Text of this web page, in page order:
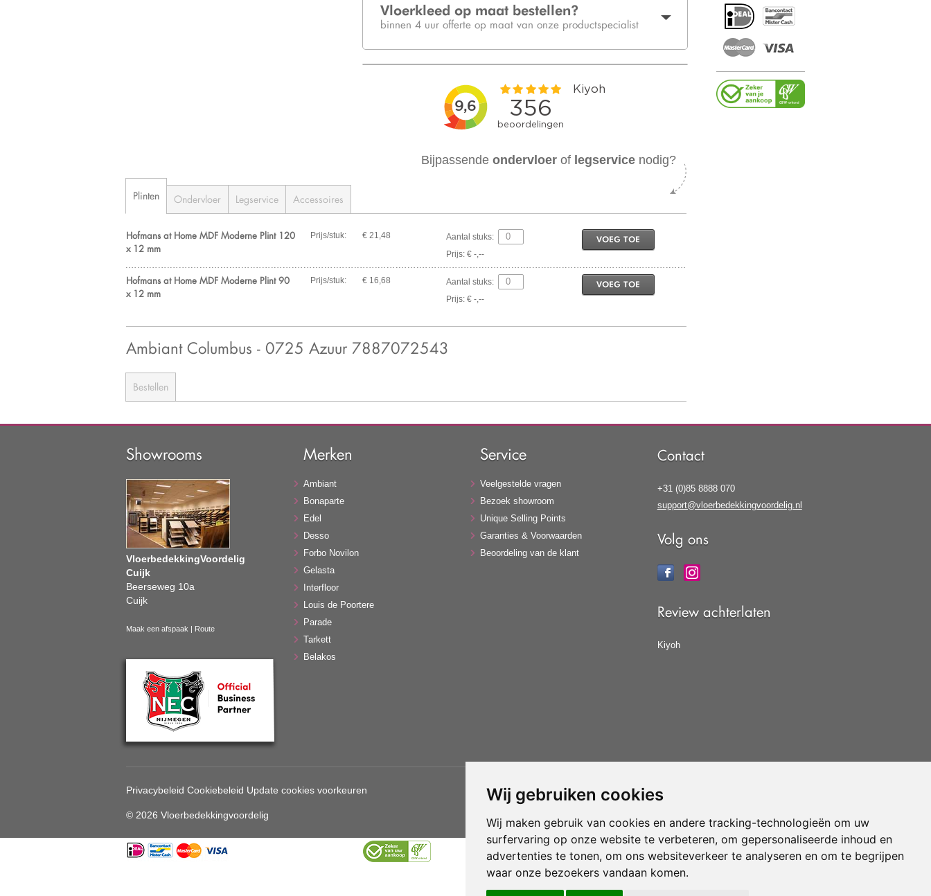
Wij gebruiken cookies
Wij maken gebruik van cookies en andere tracking-technologieën om uw
surfervaring op onze website te verbeteren, om gepersonaliseerde inhoud en
advertenties te tonen, om ons websiteverkeer te analyseren en om te begrijpen
waar onze bezoekers vandaan komen.
Vloerkleed op maat bestellen?
binnen 4 uur offerte op maat van onze productspecialist
Bijpassendeondervloer of legservice nodig?
Plinten Ondervloer Legservice Accessoires
Hofmans at Home MDF Moderne Plint 120
x 12 mm
Prijs/stuk: € 21,48
Aantal stuks:
Prijs: € -,--
VOEG TOE
Hofmans at Home MDF Moderne Plint 90
x 12 mm
Prijs/stuk: € 16,68
Aantal stuks:
Prijs: € -,--
VOEG TOE
Ambiant Columbus - 0725 Azuur 7887072543
Bestellen
Showrooms
VloerbedekkingVoordelig
Cuijk
Beerseweg 10a
Cuijk
Maak een afspaak | Route
Merken
Ambiant
Bonaparte
Edel
Desso
Forbo Novilon
Gelasta
Interfloor
Louis de Poortere
Parade
Tarkett
Belakos
Service
Veelgestelde vragen
Bezoek showroom
Unique Selling Points
Garanties & Voorwaarden
Beoordeling van de klant
Contact
+31 (0)85 8888 070
support@vloerbedekkingvoordelig.nl
Volg ons
Review achterlaten
Kiyoh
Privacybeleid Cookiebeleid Update cookies voorkeuren
© 2026 Vloerbedekkingvoordelig
Gebruik van deze site betekent dat u dealgemene voorwaarden
Vloerenvoordelig.nl is een onderdeel van